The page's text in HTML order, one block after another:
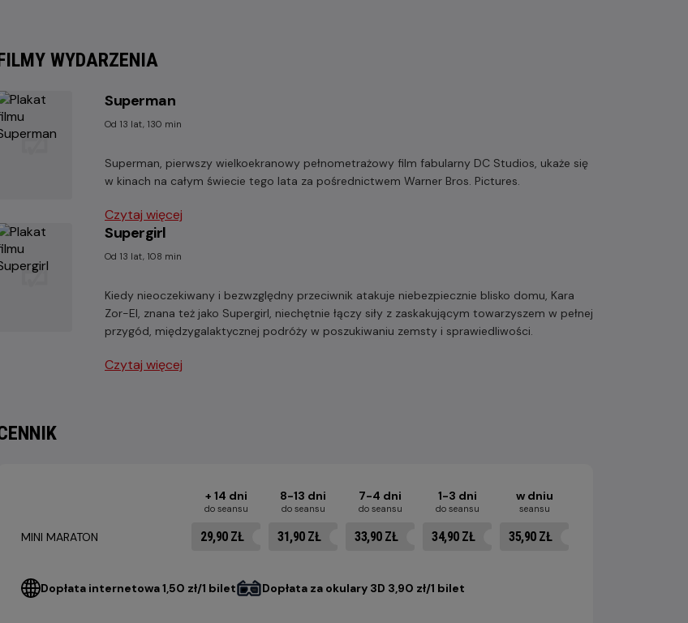
WYDARZENIA
Superman
Od 13 lat, 130 min
Superman, pierwszy wielkoekranowy pełnometrażowy film fabularny DC Studios, ukaże się
w kinach na całym świecie tego lata za pośrednictwem Warner Bros. Pictures.
Czytaj więcej
Supergirl
Od 13 lat, 108 min
Kiedy nieoczekiwany i bezwzględny przeciwnik atakuje niebezpiecznie blisko domu, Kara
Zor-El, znana też jako Supergirl, niechętnie łączy siły z zaskakującym towarzyszem w pełnej
przygód, międzygalaktycznej podróży w poszukiwaniu zemsty i sprawiedliwości.
Czytaj więcej
+ 14 dni
do seansu
8-13 dni
do seansu
7-4 dni
do seansu
1-3 dni
do seansu
w dniu
seansu
MINI MARATON 29,90 ZŁ 31,90 ZŁ 33,90 ZŁ 34,90 ZŁ 35,90 ZŁ
Dopłata internetowa 1,50 zł/1 bilet Dopłata za okulary 3D 3,90 zł/1 bilet